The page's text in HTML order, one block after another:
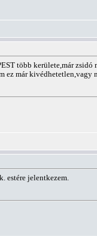
több kerülete,már
ez már kivédhetetlen,vagy
estére jelentkezem.